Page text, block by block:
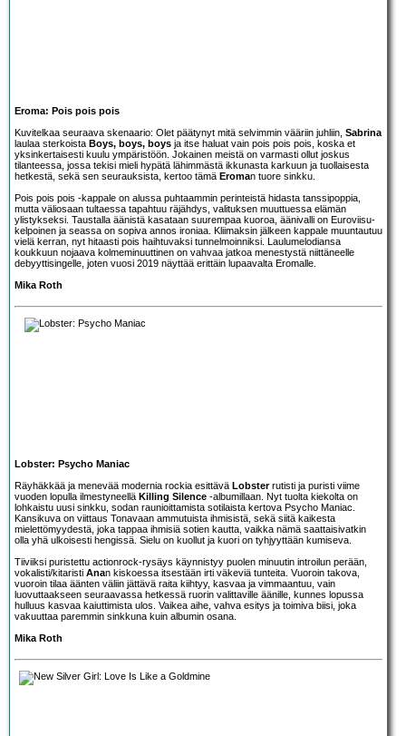
Eroma: Pois pois pois
Kuvitelkaa seuraava skenaario: Olet päätynyt mitä selvimmin vääriin juhliin, Sabrina
laulaa sterkoista Boys, boys, boys ja itse haluat vain pois pois pois, koska et
yksinkertaisesti kuulu ympäristöön. Jokainen meistä on varmasti ollut joskus
tilanteessa, jossa tekisi mieli hypätä lähimmästä ikkunasta karkuun ja tuollaisesta
hetkestä, sekä sen seurauksista, kertoo tämä Eroman tuore sinkku.
Pois pois pois -kappale on alussa puhtaammin perinteistä hidasta tanssipoppia,
mutta väliosaan tultaessa tapahtuu räjähdys, valituksen muuttuessa elämän
ylistykseksi. Taustalla äänistä kasataan suurempaa kuoroa, äänivalli on Euroviisu-
kelpoinen ja seassa on sopiva annos ironiaa. Kliimaksin jälkeen kappale muuntautuu
vielä kerran, nyt hitaasti pois haihtuvaksi tunnelmoinniksi. Laulumelodiansa
koukkuun nojaava kolmeminuuttinen on vahvaa jatkoa menestystä niittäneelle
debyyttisingelle, joten vuosi 2019 näyttää erittäin lupaavalta Eromalle.
Mika Roth
Lobster: Psycho Maniac
Räyhäkkää ja menevää modernia rockia esittävä Lobsterrutisti ja puristi viime
vuoden lopulla ilmestyneellä Killing Silence -albumillaan. Nyt tuolta kiekolta on
lohkaistu uusi sinkku, sodan raunioittamista sotilaista kertova Psycho Maniac.
Kansikuva on viittaus Tonavaan ammutuista ihmisistä, sekä siitä kaikesta
mielettömyydestä, joka tappaa ihmisiä sotien kautta, vaikka nämä saattaisivatkin
olla yhä ulkoisesti hengissä. Sielu on kuollut ja kuori on tyhjyyttään kumiseva.
Tiiviiksi puristettu actionrock-rysäys käynnistyy puolen minuutin introilun perään,
vokalisti/kitaristi Anan kiskoessa itsestään irti väkeviä tunteita. Vuoroin takova,
vuoroin tilaa äänten väliin jättävä raita kiihtyy, kasvaa ja vimmaantuu, vain
luovuttaakseen seuraavassa hetkessä ruorin valittaville äänille, kunnes lopussa
hulluus kasvaa kaiuttimista ulos. Vaikea aihe, vahva esitys ja toimiva biisi, joka
vakuuttaa paremmin sinkkuna kuin albumin osana.
Mika Roth